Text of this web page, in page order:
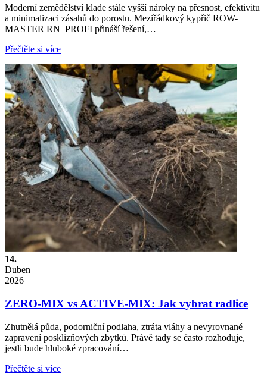
Moderní zemědělství klade stále vyšší nároky na přesnost, efektivitu
a minimalizaci zásahů do porostu. Meziřádkový kypřič ROW-
MASTER RN_PROFI přináší řešení,…
Přečtěte si více
14.
Duben
2026
ZERO-MIX vs ACTIVE-MIX: Jak vybrat radlice
Zhutnělá půda, podorniční podlaha, ztráta vláhy a nevyrovnané
zapravení posklizňových zbytků. Právě tady se často rozhoduje,
jestli bude hluboké zpracování…
Přečtěte si více